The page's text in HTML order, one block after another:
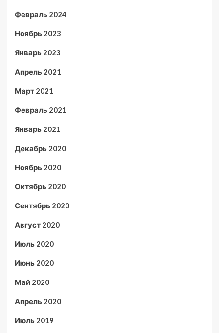
Февраль 2024
Ноябрь 2023
Январь 2023
Апрель 2021
Март 2021
Февраль 2021
Январь 2021
Декабрь 2020
Ноябрь 2020
Октябрь 2020
Сентябрь 2020
Август 2020
Июль 2020
Июнь 2020
Май 2020
Апрель 2020
Июль 2019